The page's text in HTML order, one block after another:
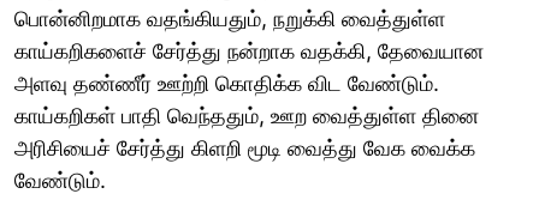
பொன்னிறமாக வதங்கியதும், நறுக்கி வைத்துள்ள
காய்கறிகளைச் சேர்த்து நன்றாக வதக்கி, தேவையான
அளவு தண்ணீர் ஊற்றி கொதிக்க விட வேண்டும்.
காய்கறிகள் பாதி வெந்ததும், ஊற வைத்துள்ள தினை
அரிசியைச் சேர்த்து கிளறி மூடி வைத்து வேக வைக்க
வேண்டும்.